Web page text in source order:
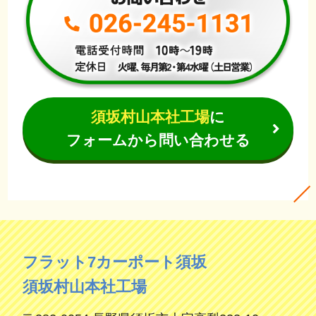
須坂村山本社工場に
フォームから問い合わせる
フラット7カーポート須坂
須坂村山本社工場